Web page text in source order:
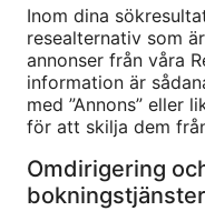
Inom dina
resealternativ som
annonser från våra
information är
med ”Annons” eller
för att skilja dem
Omdirigering
bokningstjänster